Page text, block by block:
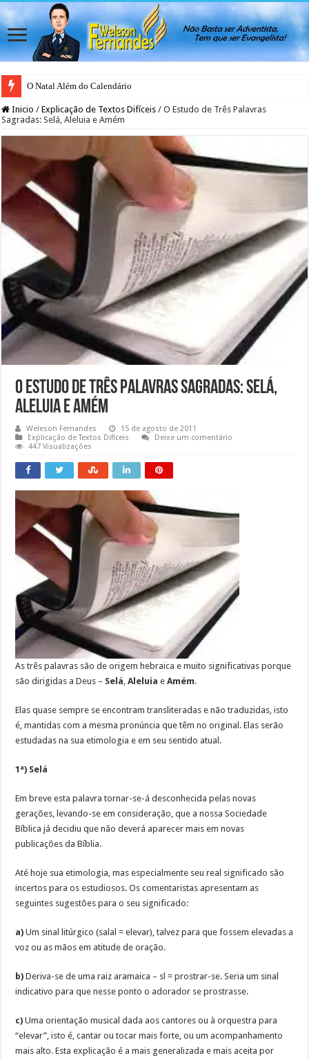
O Natal Além do Calendário
Japão rejeita casamento gay para evitar colapso da natalidade, afirma
Inicio / Explicação de Textos Difíceis / O Estudo de Três Palavras
Sagradas: Selá, Aleluia e Amém
O Estudo de Três Palavras Sagradas: Selá,
Aleluia e Amém
Weleson Fernandes
15 de agosto de 2011
Explicação de Textos Difíceis
Deixe um comentário
447 Visualizações
As três palavras são de origem hebraica e muito significativas porque
são dirigidas a Deus – Selá,AleluiaeAmém.
Elas quase sempre se encontram transliteradas e não traduzidas, isto
é, mantidas com a mesma pronúncia que têm no original. Elas serão
estudadas na sua etimologia e em seu sentido atual.
1ª) Selá
Em breve esta palavra tornar-se-á desconhecida pelas novas
gerações, levando-se em consideração, que a nossa Sociedade
Bíblica já decidiu que não deverá aparecer mais em novas
publicações da Bíblia.
Até hoje sua etimologia, mas especialmente seu real significado são
incertos para os estudiosos. Os comentaristas apresentam as
seguintes sugestões para o seu significado:
a)Um sinal litúrgico (salal = elevar), talvez para que fossem elevadas a
voz ou as mãos em atitude de oração.
b)Deriva-se de uma raiz aramaica – sl = prostrar-se. Seria um sinal
indicativo para que nesse ponto o adorador se prostrasse.
c)Uma orientação musical dada aos cantores ou à orquestra para
“elevar”, isto é, cantar ou tocar mais forte, ou um acompanhamento
mais alto. Esta explicação é a mais generalizada e mais aceita por